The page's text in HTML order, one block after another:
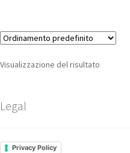
Visualizzazione del risultato
Legal
Privacy Policy